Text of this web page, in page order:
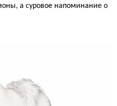
а суровое напоминание о